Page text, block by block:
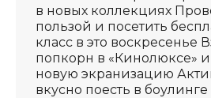
в новых коллекциях
пользой и посетить
класс в это воскресенье
попкорн в «Кинолюксе»
новую экранизацию
вкусно поесть в